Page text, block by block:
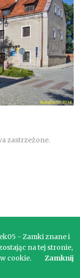
zastrzeżone.
- Zamki znane i
na tej stronie,
cookie.
Zamknij